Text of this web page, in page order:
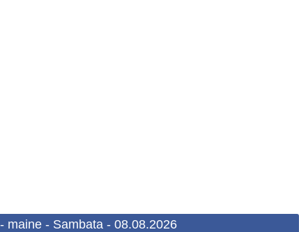
maine - Sambata - 08.08.2026